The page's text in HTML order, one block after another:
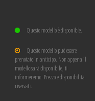
Questo modello è disponible.
Questo modello può essere
prenotato in anticipo. Non appena il
modello sarà disponibile, ti
informeremo. Prezzo e disponibilità
riservati.